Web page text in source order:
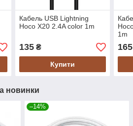
Кабель USB Lightning
Hoco X20 2.4A color 1m
135₴
Купити
1m
165
новинки
–14%